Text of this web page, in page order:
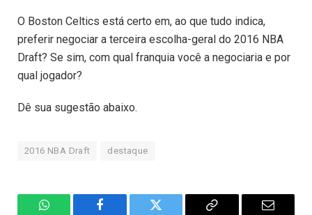
O Boston Celtics está certo em, ao que tudo indica,
preferir negociar a terceira escolha-geral do 2016 NBA
Draft? Se sim, com qual franquia você a negociaria e por
qual jogador?
Dê sua sugestão abaixo.
2016 NBA Draft destaque